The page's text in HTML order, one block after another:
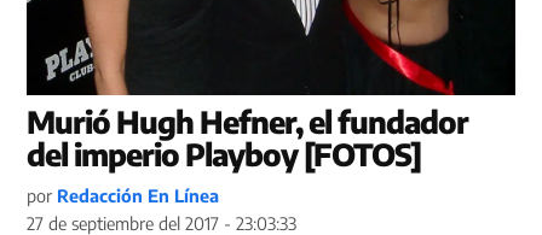
Murió Hugh Hefner, el fundador
del imperio Playboy [FOTOS]
por Redacción En Línea
27 de septiembre del 2017 - 23:03:33